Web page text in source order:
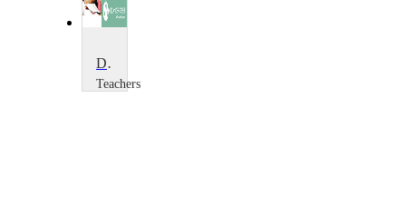
Designing for CAD/CAM 2
Teachers